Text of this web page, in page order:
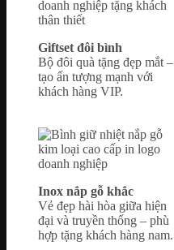
Giftset đôi bình
Bộ đôi quà tặng đẹp mắt –
tạo ấn tượng mạnh với
khách hàng VIP.
Inox nắp gỗ khắc
Vẻ đẹp hài hòa giữa hiện
đại và truyền thống – phù
hợp tặng khách hàng nam.